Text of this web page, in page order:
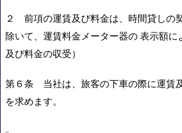
２ 前項の運賃及び料金は、時間貸しの
除いて、運賃料金メーター器の 表示額に
及び料金の収受）
第６条 当社は、旅客の下車の際に運賃
を求めます。